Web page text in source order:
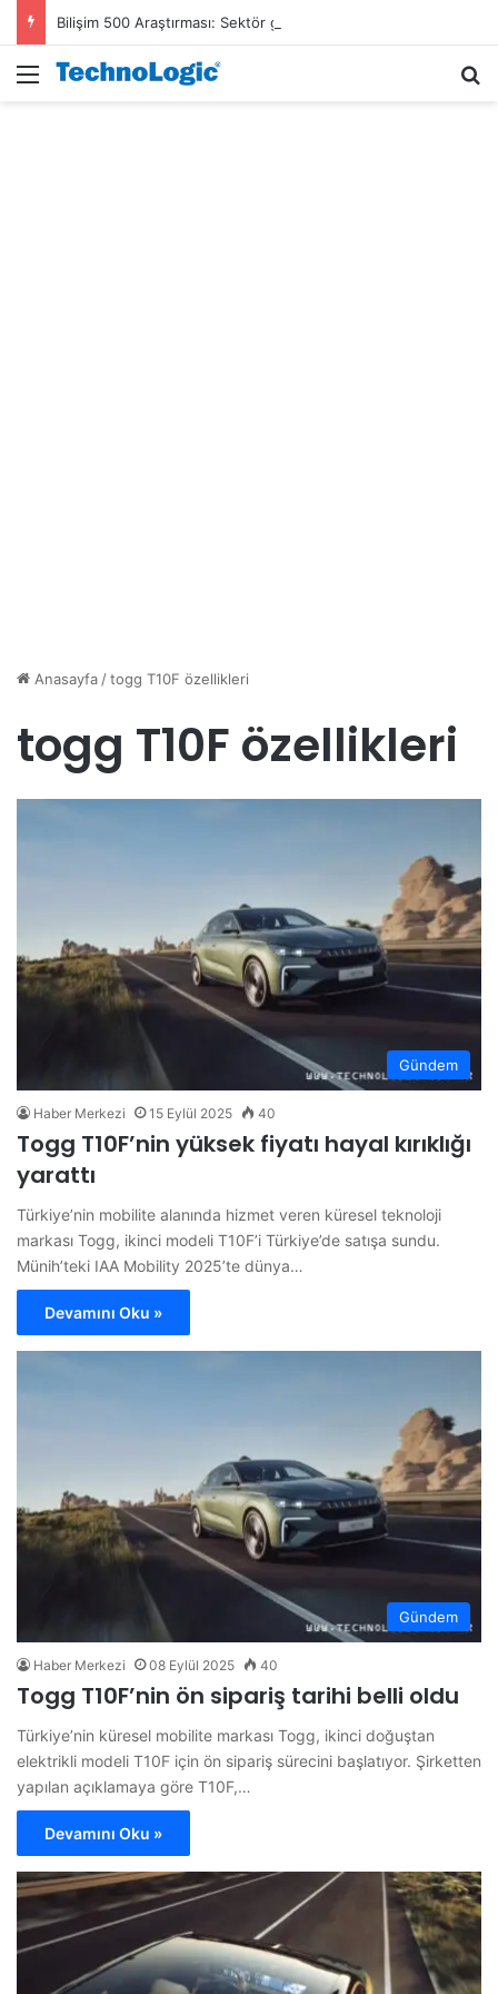
Menü
Anasayfa/togg T10F özellikleri
togg T10F özellikleri
Gündem
Haber Merkezi 15 Eylül 2025 40
Togg T10F’nin yüksek fiyatı hayal kırıklığı
yarattı
Türkiye’nin mobilite alanında hizmet veren küresel teknoloji
markası Togg, ikinci modeli T10F’i Türkiye’de satışa sundu.
Münih’teki IAA Mobility 2025’te dünya…
Devamını Oku »
Gündem
Haber Merkezi 08 Eylül 2025 40
Togg T10F’nin ön sipariş tarihi belli oldu
Türkiye’nin küresel mobilite markası Togg, ikinci doğuştan
elektrikli modeli T10F için ön sipariş sürecini başlatıyor. Şirketten
yapılan açıklamaya göre T10F,…
Devamını Oku »